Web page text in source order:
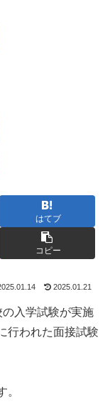
はてブ
コピー
2025.01.21
入学試験が実施
行われた面接試験
。